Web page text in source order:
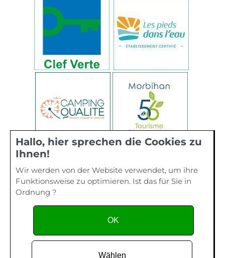
Hallo, hier sprechen die Cookies zu
Ihnen!
Wir werden von der Website verwendet, um ihre
Funktionsweise zu optimieren. Ist das für Sie in
Ordnung ?
Wählen
OK